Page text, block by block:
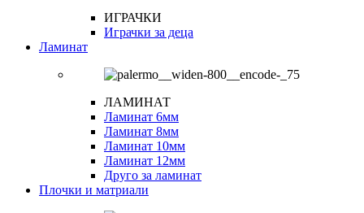
ИГРАЧКИ
Играчки за деца
Ламинат
ЛАМИНАТ
Ламинат 6мм
Ламинат 8мм
Ламинат 10мм
Ламинат 12мм
Друго за ламинат
Плочки и матриали